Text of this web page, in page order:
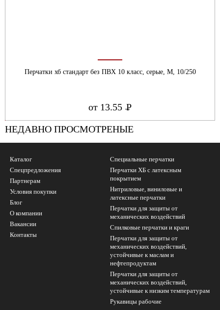
Перчатки хб стандарт без ПВХ 10 класс, серые, М, 10/250
от 13.55 Р
УБ.
НЕДАВНО ПРОСМОТРЕНЫЕ
Каталог
Спецпредложения
Партнерам
Условия покупки
Блог
О компании
Вакансии
Контакты
Специальные перчатки
Перчатки ХБ с латексным
покрытием
Нитриловые, виниловые и
латексные перчатки
Перчатки для защиты от
механических воздействий
Cпилковые перчатки и краги
Перчатки для защиты от
механических воздействий,
устойчивые к маслам и
нефтепродуктам
Перчатки для защиты от
механических воздействий,
устойчивые к низким температурам
Рукавицы рабочие